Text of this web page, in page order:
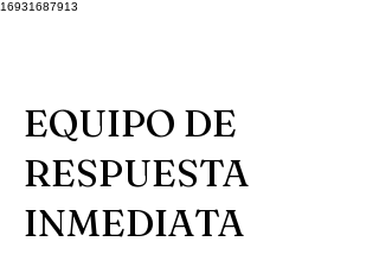
16931687913
EQUIPO DE
RESPUESTA
INMEDIATA